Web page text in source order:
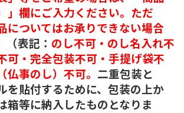
」欄にご入力ください。ただ
についてはお承りできない場合
（表記： のし不可・のし名入れ不
可・完全包装不可・手提げ袋不
仏事のし）不可。 二重包装と
を貼付するために、包装の上か
箱等に納入したものとなりま